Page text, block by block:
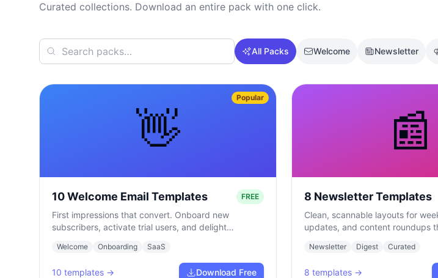
Curated collections. Download an entire pack with one click.
All Packs Welcome Newsletter
👋
Popular
10 Welcome Email Templates FREE
First impressions that convert. Onboard new
subscribers, activate trial users, and delight
Welcome Onboarding SaaS
10 templates → Download Free
📰
8 Newsletter Templates
Clean, scannable layouts for
updates, and content roundups
Newsletter Digest Curated
8 templates →